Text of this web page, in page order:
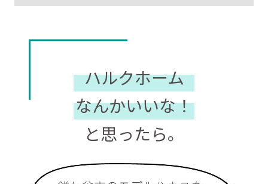
ハルクホーム
なんかいいな！
と思ったら。